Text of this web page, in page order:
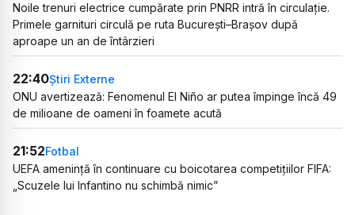
Noile trenuri electrice cumpărate prin PNRR intră în circulație.
Primele garnituri circulă pe ruta București–Brașov după
aproape un an de întârzieri
22:40Știri Externe
ONU avertizează: Fenomenul El Niño ar putea împinge încă 49
de milioane de oameni în foamete acută
21:52Fotbal
UEFA amenință în continuare cu boicotarea competițiilor FIFA:
„Scuzele lui Infantino nu schimbă nimic”